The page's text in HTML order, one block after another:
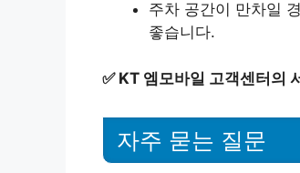
주차 공간이 만차일
좋습니다.
✅ KT 엠모바일 고객센터의
자주 묻는 질문